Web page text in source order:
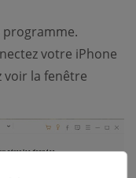
programme.
votre iPhone
voir la fenêtre